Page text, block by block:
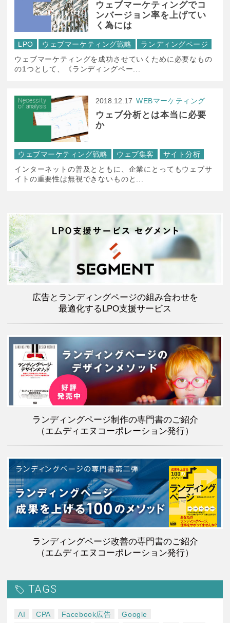
ウェブマーケティングでコ
ンバージョン率を上げてい
く為には
LPO ウェブマーケティング戦略
ランディングページ
ウェブマーケティングを成功させていくために必要なもの
の1つとして、《ランディングペー...
2018.12.17 WEBマーケティング
ウェブ分析とは本当に必要
か
ウェブマーケティング戦略 ウェブ集客
サイト分析
インターネットの普及とともに、企業にとってもウェブサ
イトの重要性は無視できないものと...
広告とランディングページの組み合わせを
最適化するLPO支援サービス
ランディングページ制作の専門書のご紹介
（エムディエヌコーポレーション発行）
ランディングページ改善の専門書のご紹介
（エムディエヌコーポレーション発行）
TAGS
AI CPA Facebook広告
Google